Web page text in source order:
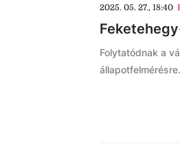
2025. 05. 27., 18:40
Folytatódnak a
állapotfelmérésre.